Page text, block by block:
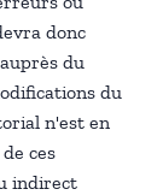
donc
du
du
n'est en
ces
indirect